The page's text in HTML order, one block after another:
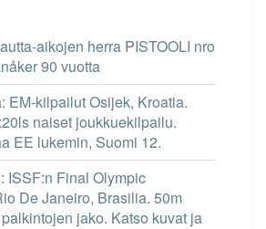
aikojen herra PISTOOLI nro
90 vuotta
: EM-kilpailut Osijek, Kroatia.
naiset joukkuekilpailu.
EE lukemin, Suomi 12.
: ISSF:n Final Olympic
De Janeiro, Brasilia. 50m
jako. Katso kuvat ja